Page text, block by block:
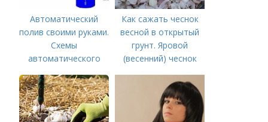
Автоматический
полив своими руками.
Схемы
автоматического
Как сажать чеснок
весной в открытый
грунт. Яровой
(весенний) чеснок